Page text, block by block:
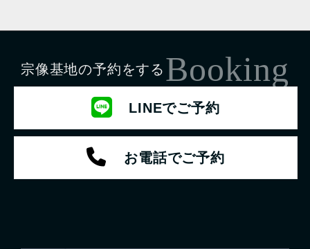
Booking
宗像基地の予約をする
LINEでご予約
お電話でご予約